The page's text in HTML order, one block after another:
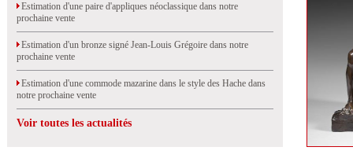
Estimation d'une paire d'appliques néoclassique dans notre
prochaine vente
Estimation d'un bronze signé Jean-Louis Grégoire dans notre
prochaine vente
Estimation d'une commode mazarine dans le style des Hache dans
notre prochaine vente
Voir toutes les actualités